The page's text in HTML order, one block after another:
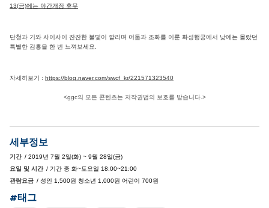
13(금)에는 야간개장 휴무
단청과 기와 사이사이 잔잔한 불빛이 깔리며 어둠과 조화를 이룬 화성행궁에서 낮에는 몰랐던
특별한 감흥을 한 번 느껴보세요. ​
자세히보기 : https://blog.naver.com/swcf_kr/221571323540
<ggc의 모든 콘텐츠는 저작권법의 보호를 받습니다.>
세부정보
기간 / 2019년 7월 2일(화) ~ 9월 28일(금)
요일 및 시간 / 기간 중 화~토요일 18:00~21:00
관람요금 / 성인 1,500원 청소년 1,000원 어린이 700원
#태그